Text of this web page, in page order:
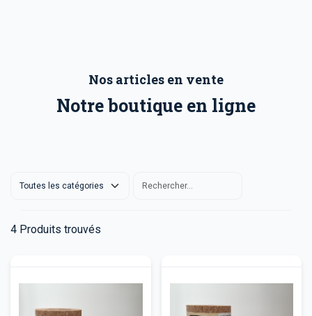
Nos articles en vente
Notre boutique en ligne
4 Produits trouvés